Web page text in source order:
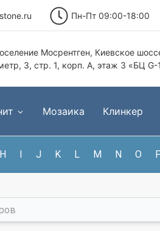
Пн-Пт 09:00-18:00
Мосрентген, Киевское
3, стр. 1, корп. А, этаж 3 «БЦ G-
Мозаика Клинкер
H I J K L M N O